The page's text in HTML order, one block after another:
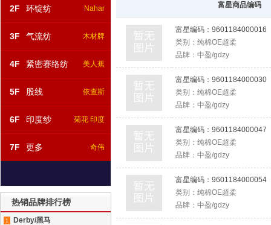
2F 环锭纺 Nahar
3F 气流纺 木材牌
4F 紧密赛络纺 美人蕉
5F 股线 依查斯
6F 印度纱 菊花 印度
7F 更多 奇伟
热销品牌排行榜
1
Derby/黑马
富星商品编码
富星编码： 9601184000016
类别： 纯棉OE超柔
品牌： 中盈/gdzy
富星编码： 9601184000030
类别： 纯棉OE超柔
品牌： 中盈/gdzy
富星编码： 9601184000047
类别： 纯棉OE超柔
品牌： 中盈/gdzy
富星编码： 9601184000054
类别： 纯棉OE超柔
品牌： 中盈/gdzy